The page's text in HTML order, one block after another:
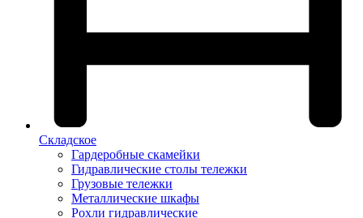
Складское
Гардеробные скамейки
Гидравлические столы тележки
Грузовые тележки
Металлические шкафы
Рохли гидравлические